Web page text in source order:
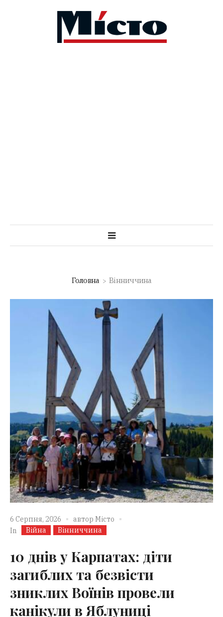
Головна Вінниччина
6 Серпня, 2026 автор Місто
In
Війна Вінниччина
10 днів у Карпатах: діти
загиблих та безвісти
зниклих Воїнів провели
канікули в Яблуниці